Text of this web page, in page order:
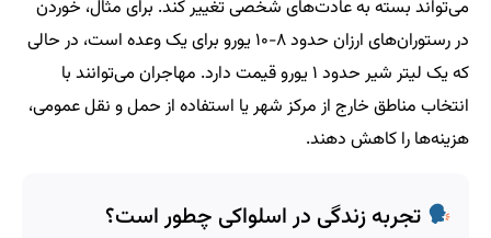
می‌تواند بسته به عادت‌های شخصی تغییر کند. برای مثال، خوردن
در رستوران‌های ارزان حدود ۸-۱۰ یورو برای یک وعده است، در حالی
که یک لیتر شیر حدود ۱ یورو قیمت دارد. مهاجران می‌توانند با
انتخاب مناطق خارج از مرکز شهر یا استفاده از حمل و نقل عمومی،
هزینه‌ها را کاهش دهند.
تجربه زندگی در اسلواکی چطور است؟